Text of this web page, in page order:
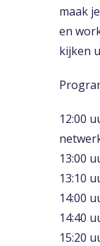
maak
en
kijken
12:00
13:00
13:10
14:00
14:40
15:20